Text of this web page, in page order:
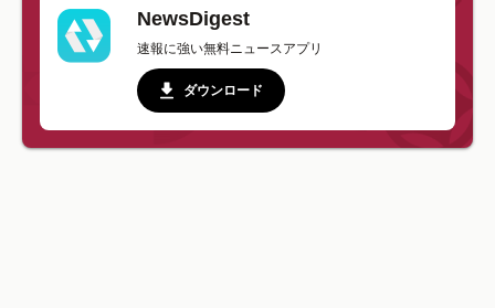
NewsDigest
速報に強い無料ニュースアプリ
ダウンロード